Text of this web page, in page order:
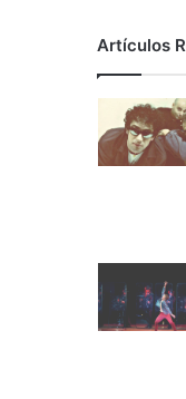
Artículos